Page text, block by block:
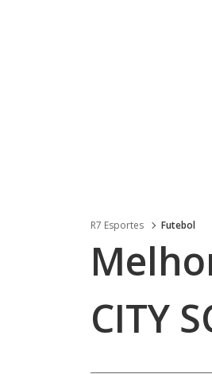
R7 Esportes Futebol
CITY